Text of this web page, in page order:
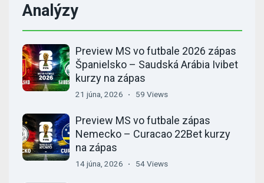
Analýzy
Preview MS vo futbale 2026 zápas
Španielsko – Saudská Arábia Ivibet
kurzy na zápas
21 júna, 2026 59 Views
Preview MS vo futbale zápas
Nemecko – Curacao 22Bet kurzy
na zápas
14 júna, 2026 54 Views